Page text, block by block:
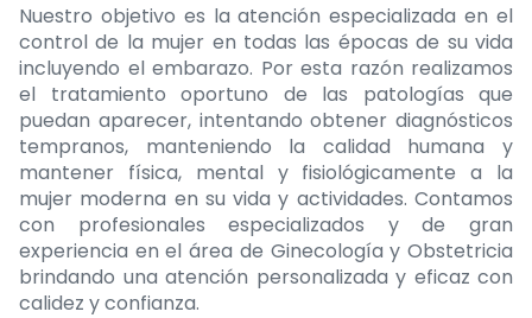
Nuestro objetivo es la atención especializada en el
control de la mujer en todas las épocas de su vida
incluyendo el embarazo. Por esta razón realizamos
el tratamiento oportuno de las patologías que
puedan aparecer, intentando obtener diagnósticos
tempranos, manteniendo la calidad humana y
mantener física, mental y fisiológicamente a la
mujer moderna en su vida y actividades. Contamos
con profesionales especializados y de gran
experiencia en el área de Ginecología y Obstetricia
brindando una atención personalizada y eficaz con
calidez y confianza.